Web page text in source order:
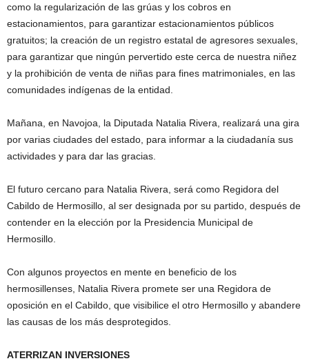
como la regularización de las grúas y los cobros en
estacionamientos, para garantizar estacionamientos públicos
gratuitos; la creación de un registro estatal de agresores sexuales,
para garantizar que ningún pervertido este cerca de nuestra niñez
y la prohibición de venta de niñas para fines matrimoniales, en las
comunidades indígenas de la entidad.
Mañana, en Navojoa, la Diputada Natalia Rivera, realizará una gira
por varias ciudades del estado, para informar a la ciudadanía sus
actividades y para dar las gracias.
El futuro cercano para Natalia Rivera, será como Regidora del
Cabildo de Hermosillo, al ser designada por su partido, después de
contender en la elección por la Presidencia Municipal de
Hermosillo.
Con algunos proyectos en mente en beneficio de los
hermosillenses, Natalia Rivera promete ser una Regidora de
oposición en el Cabildo, que visibilice el otro Hermosillo y abandere
las causas de los más desprotegidos.
ATERRIZAN INVERSIONES